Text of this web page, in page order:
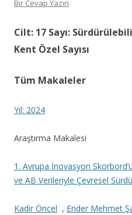
Bir Cevap Yazın
Cilt: 17 Sayı:
Kent Özel Sayısı
Tüm Makaleler
Yıl: 2024
Araştırma Makalesi
1. Avrupa İnovasyon
ve AB Verileriyle Çevresel
Kadir Öncel , Ender Mehmet